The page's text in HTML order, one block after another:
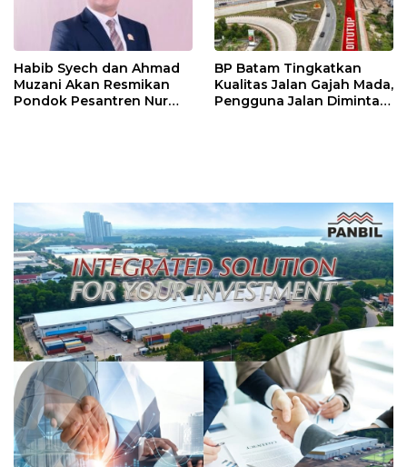
Habib Syech dan Ahmad
Muzani Akan Resmikan
Pondok Pesantren Nur
BP Batam Tingkatkan
Kualitas Jalan Gajah Mada,
Pengguna Jalan Diminta